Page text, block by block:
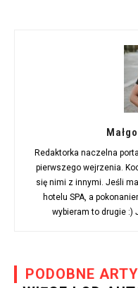
Redaktorka naczelna
pierwszego wejrzenia.
się nimi z innymi. Jeśli
hotelu SPA, a
wybieram to drugie :)
PODOBNE